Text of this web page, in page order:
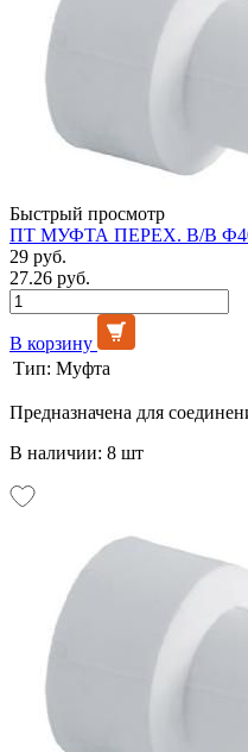
Быстрый просмотр
ПТ МУФТА ПЕРЕХ. В/В
29 руб.
27.26 руб.
В корзину
Тип: Муфта
Предназначена для
В наличии: 8 шт